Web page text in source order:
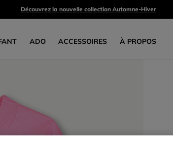
Découvrez la nouvelle collection Automne-Hiver
ADO ACCESSOIRES À PROPOS